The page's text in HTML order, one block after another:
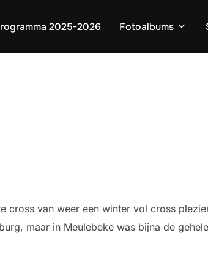
2025-2026 Fotoalbums
cross van weer een winter vol cross
maar in Meulebeke was bijna de